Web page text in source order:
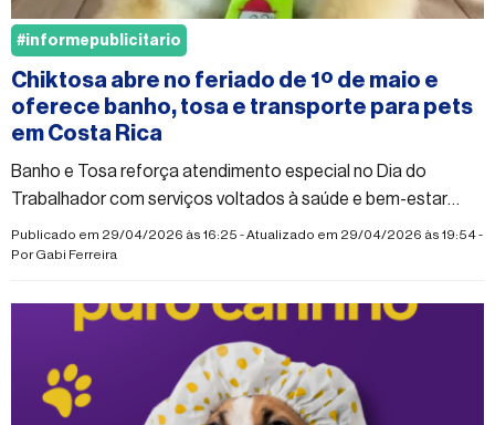
Chiktosa abre no feriado de 1º de maio e
oferece banho, tosa e transporte para pets
em Costa Rica
Banho e Tosa reforça atendimento especial no Dia do
Trabalhador com serviços voltados à saúde e bem-estar
animal
Publicado em 29/04/2026 às 16:25 - Atualizado em 29/04/2026 às 19:54 -
PorGabi Ferreira
#informepublicitario